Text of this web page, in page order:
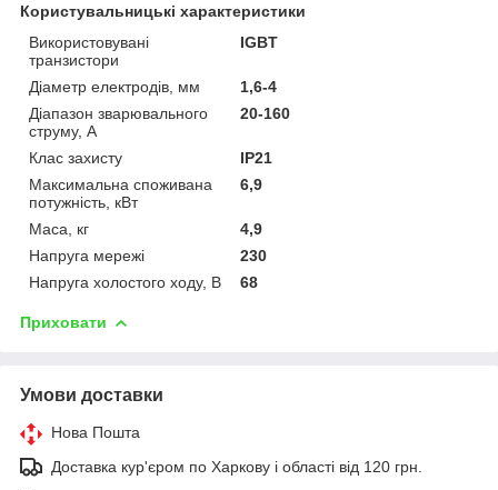
Користувальницькі характеристики
Використовувані
транзистори
IGBT
Діаметр електродів, мм
1,6-4
Діапазон зварювального
струму, А
20-160
Клас захисту
IP21
Максимальна споживана
потужність, кВт
6,9
Маса, кг
4,9
Напруга мережі
230
Напруга холостого ходу, В
68
Приховати
Умови доставки
Нова Пошта
Доставка кур'єром по Харкову і області від 120 грн.